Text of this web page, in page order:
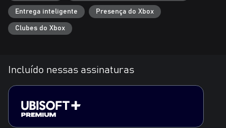
Entrega inteligente Presença do Xbox
Clubes do Xbox
Incluído nessas assinaturas